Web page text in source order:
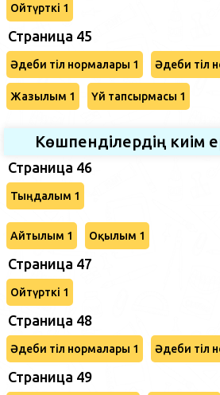
Ойтүрткі 1
Страница 45
Әдеби тіл нормалары 1 Әдеби тіл
Жазылым 1 Үй тапсырмасы 1
Көшпенділердің киім
Страница 46
Тыңдалым 1
Айтылым 1 Оқылым 1
Страница 47
Ойтүрткі 1
Страница 48
Әдеби тіл нормалары 1 Әдеби тіл
Страница 49